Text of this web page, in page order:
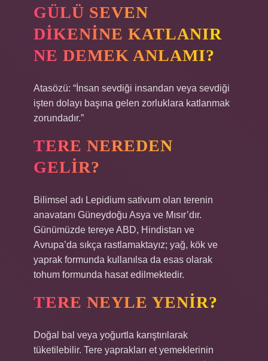
GÜLÜ SEVEN
DIKENINE KATLANIR
NE DEMEK ANLAMI?
Atasözü: “İnsan sevdiği insandan veya sevdiği
işten dolayı başına gelen zorluklara katlanmak
zorundadır.”
TERE NEREDEN
GELIR?
Bilimsel adı Lepidium sativum olan terenin
anavatanı Güneydoğu Asya ve Mısır’dır.
Günümüzde tereye ABD, Hindistan ve
Avrupa’da sıkça rastlamaktayız; yağ, kök ve
yaprak formunda kullanılsa da esas olarak
tohum formunda hasat edilmektedir.
TERE NEYLE YENIR?
Doğal bal veya yoğurtla karıştırılarak
tüketilebilir. Tere yaprakları et yemeklerinin